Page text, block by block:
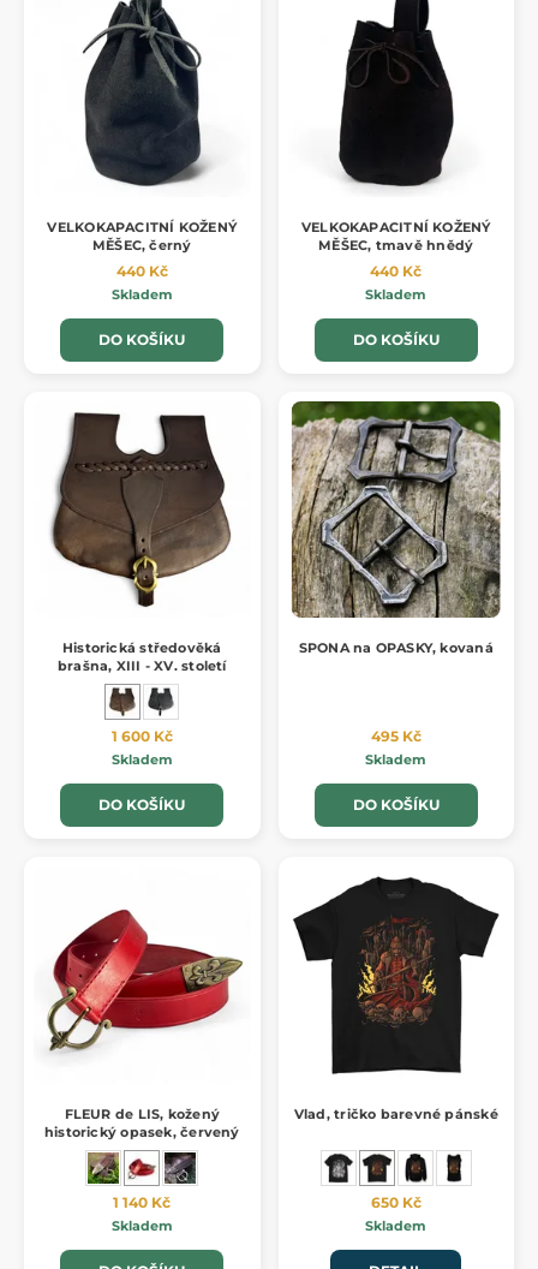
VELKOKAPACITNÍ KOŽENÝ
MĚŠEC, černý
440 Kč
Skladem
DO KOŠÍKU
VELKOKAPACITNÍ KOŽENÝ
MĚŠEC, tmavě hnědý
440 Kč
Skladem
DO KOŠÍKU
Historická středověká
brašna, XIII - XV. století
1 600 Kč
Skladem
DO KOŠÍKU
SPONA na OPASKY, kovaná
495 Kč
Skladem
DO KOŠÍKU
FLEUR de LIS, kožený
historický opasek, červený
1 140 Kč
Skladem
Vlad, tričko barevné pánské
650 Kč
Skladem